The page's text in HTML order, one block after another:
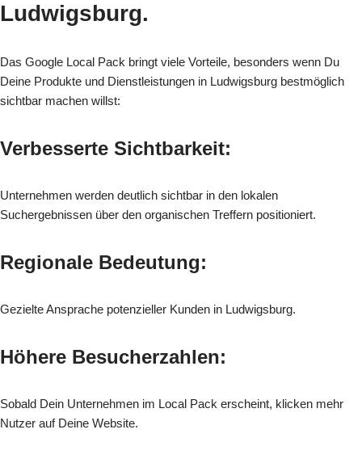
Ludwigsburg.
Das Google Local Pack bringt viele Vorteile, besonders wenn Du
Deine Produkte und Dienstleistungen in Ludwigsburg bestmöglich
sichtbar machen willst:
Verbesserte Sichtbarkeit:
Unternehmen werden deutlich sichtbar in den lokalen
Suchergebnissen über den organischen Treffern positioniert.
Regionale Bedeutung:
Gezielte Ansprache potenzieller Kunden in Ludwigsburg.
Höhere Besucherzahlen:
Sobald Dein Unternehmen im Local Pack erscheint, klicken mehr
Nutzer auf Deine Website.